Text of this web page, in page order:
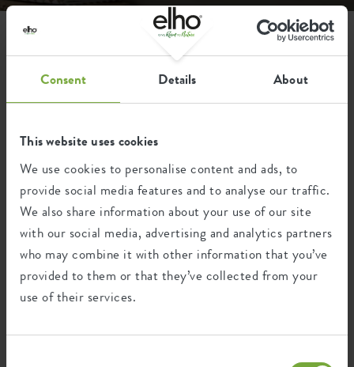
Consent Details About
This website uses cookies
We use cookies to personalise content and ads, to
provide social media features and to analyse our traffic.
We also share information about your use of our site
with our social media, advertising and analytics partners
who may combine it with other information that you’ve
provided to them or that they’ve collected from your
use of their services.
home blumentopfe gold
Goldene Blumentöpfe
Ein goldener Blumentopf verleiht Ihrem Zuhause sofort
Blumentöpfe werden mit Blick auf die Natur hergestellt.
Finden Sie Ihren Favoriten bei elho und machen Sie Ihre
Umwelt grüner!
Toon de filters